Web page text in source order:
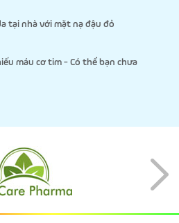
tại nhà với mặt nạ đậu đỏ
máu cơ tim - Có thể bạn chưa